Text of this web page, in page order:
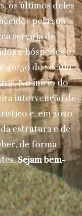
os últimos deles
pela sua
serviria de
e hóspedes e,
40/50 do século
No início do
intervenção de
e, em 2020
estrutura e de
de forma
Sejam bem-